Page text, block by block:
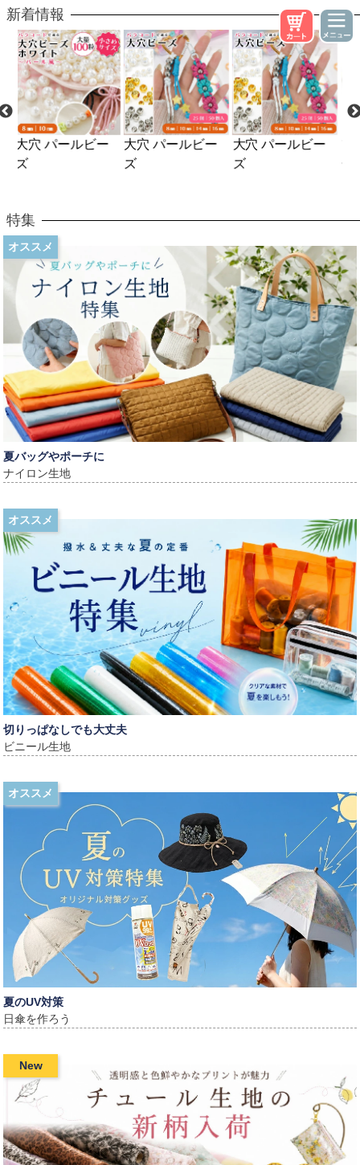
新着情報
大穴 パールビー
ズ
フェルトパンチャ
ー用スポンジマッ
クロバー 刺しゅ
う枠スタンド
特集
オススメ
夏バッグやポーチに
ナイロン生地
オススメ
切りっぱなしでも大丈夫
ビニール生地
オススメ
夏のUV対策
日傘を作ろう
New